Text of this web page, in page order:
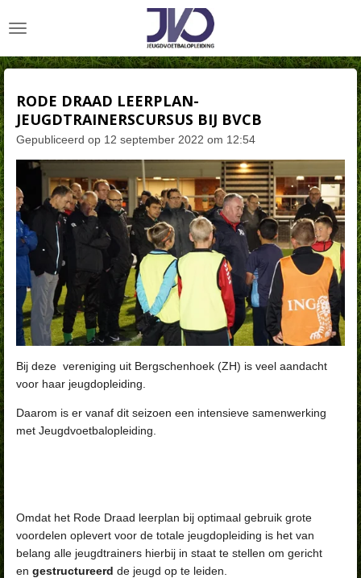
direct
de
RODE DRAAD LEERPLAN-
JEUGDTRAINERSCURSUS BIJ BVCB
Gepubliceerd op 12 september 2022 om 12:54
Bij deze vereniging uit Bergschenhoek (ZH) is veel aandacht
voor haar jeugdopleiding.
Daarom is er vanaf dit seizoen een intensieve samenwerking
met Jeugdvoetbalopleiding.
Omdat het Rode Draad leerplan bij optimaal gebruik grote
voordelen oplevert voor de totale jeugdopleiding is het van
belang alle jeugdtrainers hierbij in staat te stellen om gericht
en gestructureerd de jeugd op te leiden.